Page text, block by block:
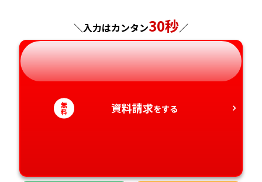
神奈川県
長野県
岐阜県
兵庫県
奈良県
広島県
山口県
長崎県
熊本県
＼入力はカンタン30秒／
無
料 資料請求をする